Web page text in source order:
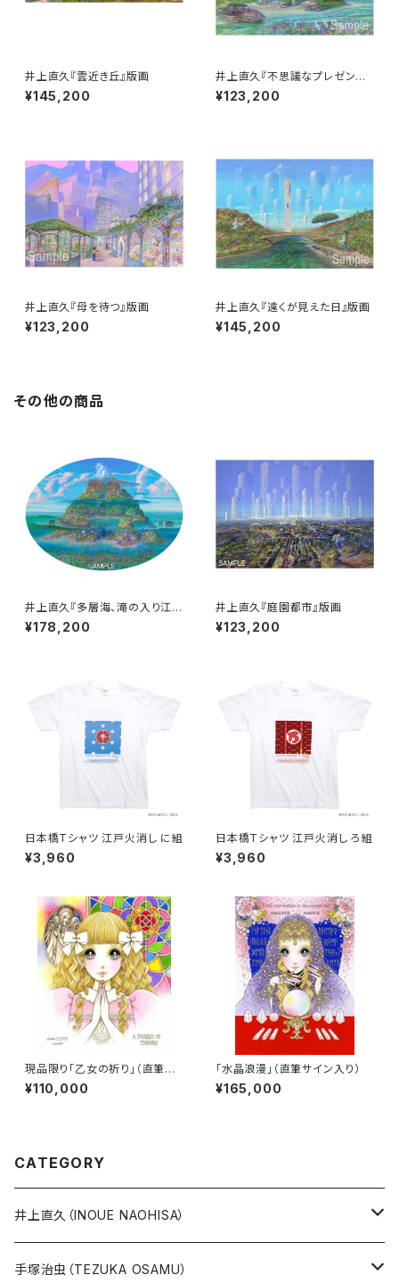
井上直久『雲近き丘』版画
¥145,200
井上直久『不思議なプレゼント』
版画
¥123,200
井上直久『母を待つ』版画
¥123,200
井上直久『遠くが見えた日』版画
¥145,200
その他の商品
井上直久『多層海、滝の入り江』
版画
¥178,200
井上直久『庭園都市』版画
¥123,200
日本橋Tシャツ 江戸火消し に組
¥3,960
日本橋Tシャツ 江戸火消し ろ組
¥3,960
現品限り「乙女の祈り」（直筆サ
イン入り）
¥110,000
「水晶浪漫」（直筆サイン入り）
¥165,000
CATEGORY
井上直久（INOUE NAOHISA）
人気作品TOP10
手塚治虫（TEZUKA OSAMU）